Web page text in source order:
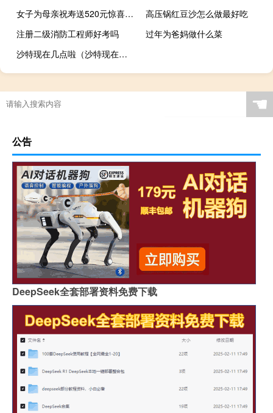
女子为母亲祝寿送520元惊喜盒被说太小气 当事人霸气回应 到底什么情况呢
高压锅红豆沙怎么做最好吃
注册二级消防工程师好考吗
过年为爸妈做什么菜
沙特现在几点啦（沙特现在几点）
☚
公告
DeepSeek全套部署资料免费下载